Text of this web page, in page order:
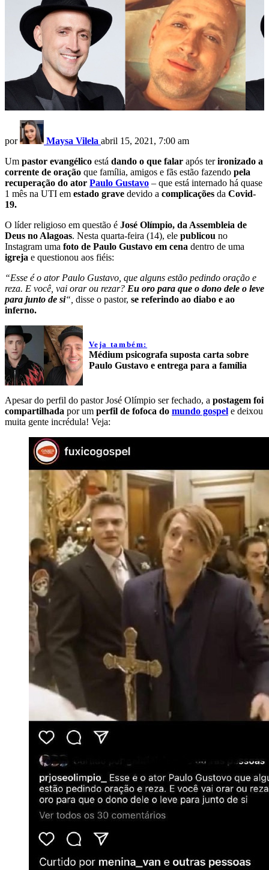
por Maysa Vilela abril 15, 2021, 7:00 am
Um pastor evangélico está dando o que falar após terironizado a
corrente de oração que família, amigos e fãs estão fazendo pela
recuperação do ator Paulo Gustavo – que está internado há quase
1 mês na UTI em estado grave devido a complicações da Covid-
19.
O líder religioso em questão é José Olímpio, da Assembleia de
Deus no Alagoas. Nesta quarta-feira (14), ele publicou no
Instagram uma foto de Paulo Gustavo em cena dentro de uma
igreja e questionou aos fiéis:
“Esse é o ator Paulo Gustavo, que alguns estão pedindo oração e
reza. E você, vai orar ou rezar? Eu oro para que o dono dele o leve
para junto de si“, disse o pastor, se referindo ao diabo e ao
inferno.
Veja também:
Médium psicografa suposta carta sobre
Paulo Gustavo e entrega para a família
Apesar do perfil do pastor José Olímpio ser fechado, a postagem foi
compartilhada por um perfil de fofoca do mundo gospel e deixou
muita gente incrédula! Veja: